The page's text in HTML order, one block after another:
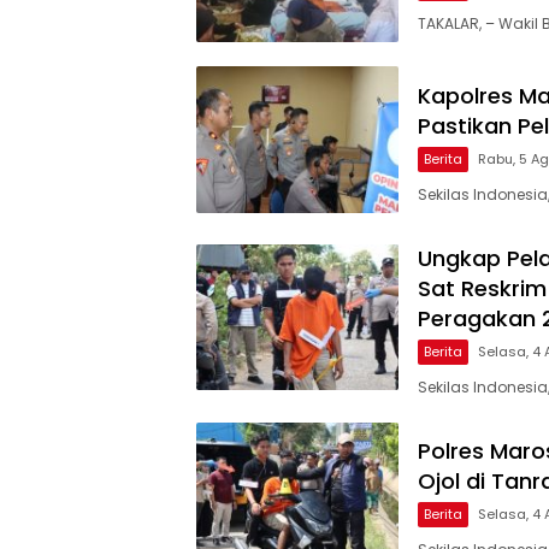
TAKALAR, –
Kapolres
Pastikan
Berita Rabu, 5
Sekilas
Ungkap
Sat
Peragakan
Berita Selasa, 4
Sekilas
Polres
Ojol di
Berita Selasa, 4